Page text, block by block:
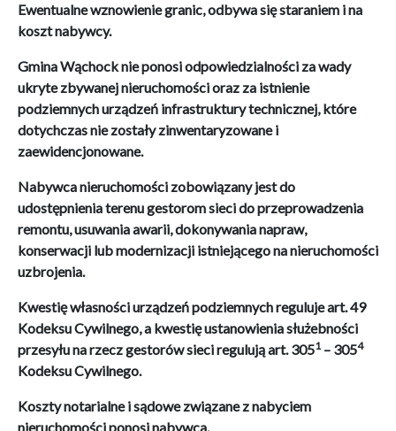
Ewentualne wznowienie granic,odbywa się staraniem i na
koszt nabywcy.
Gmina Wąchock nie ponosi odpowiedzialności za wady
ukryte zbywanej nieruchomości oraz za istnienie
podziemnych urządzeń infrastruktury technicznej, które
dotychczas nie zostały zinwentaryzowane i
zaewidencjonowane.
Nabywca nieruchomości zobowiązany jest do
udostępnienia terenu gestorom sieci do przeprowadzenia
remontu, usuwania awarii, dokonywania napraw,
konserwacji lub modernizacji istniejącego na nieruchomości
uzbrojenia.
Kwestię własności urządzeń podziemnych reguluje art. 49
Kodeksu Cywilnego, a kwestię ustanowienia służebności
przesyłu na rzecz gestorów sieci regulują art. 3051– 3054
Kodeksu Cywilnego.
Koszty notarialne i sądowe związane z nabyciem
nieruchomości ponosi nabywca.